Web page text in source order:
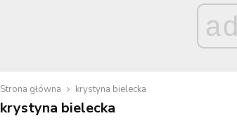
ad
Strona główna krystyna bielecka
krystyna bielecka